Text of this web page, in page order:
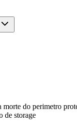
morte do perimetro
de storage